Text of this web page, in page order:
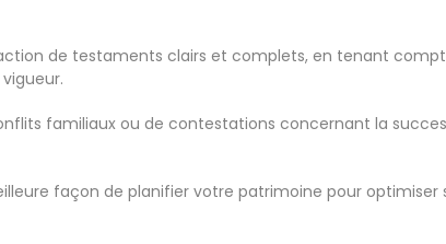
de testaments clairs et complets, en tenant
familiaux ou de contestations concernant la
façon de planifier votre patrimoine pour